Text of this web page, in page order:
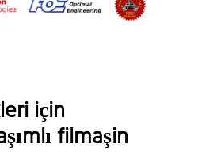
için
filmaşin